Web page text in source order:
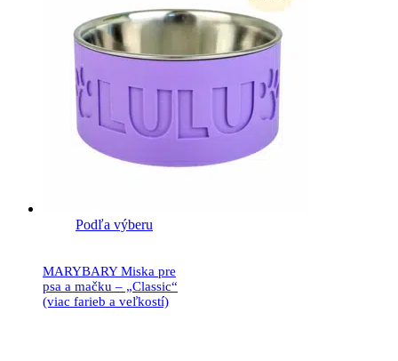
Podľa výberu
MARYBARY Miska pre
psa a mačku – „Classic“
(viac farieb a veľkostí)